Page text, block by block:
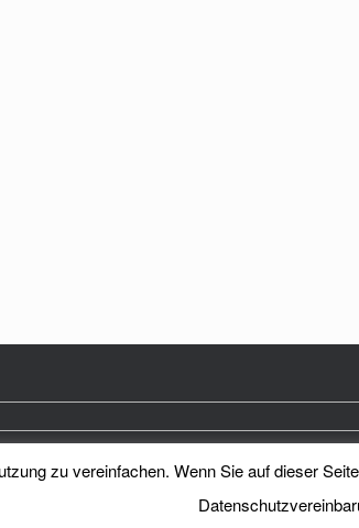
Heimatkreis Reichenberg Stadt
zu vereinfachen. Wenn Sie auf dieser